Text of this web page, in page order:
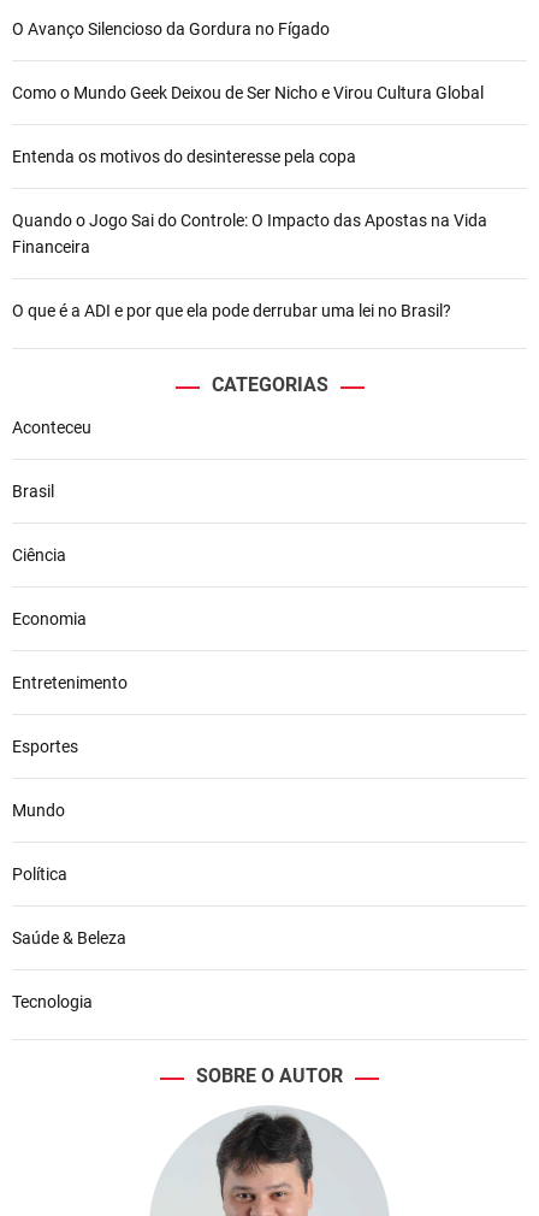
O Avanço Silencioso da Gordura no Fígado
Como o Mundo Geek Deixou de Ser Nicho e Virou Cultura Global
Entenda os motivos do desinteresse pela copa
Quando o Jogo Sai do Controle: O Impacto das Apostas na Vida
Financeira
O que é a ADI e por que ela pode derrubar uma lei no Brasil?
CATEGORIAS
Aconteceu
Brasil
Ciência
Economia
Entretenimento
Esportes
Mundo
Política
Saúde & Beleza
Tecnologia
SOBRE O AUTOR